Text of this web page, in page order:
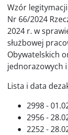
Wzór
Nr 66/2024
2024 r. w
służbowej
Obywatelskich
jednorazowych
Lista i data
2998 -
2956 -
2252 -